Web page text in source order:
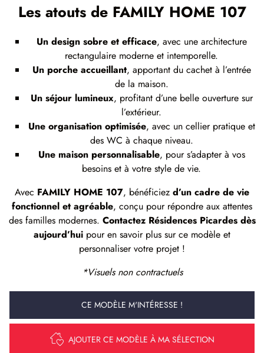
Les atouts de FAMILY HOME 107
Un design sobre et efficace, avec une architecture
rectangulaire moderne et intemporelle.
Un porche accueillant, apportant du cachet à l’entrée
de la maison.
Un séjour lumineux, profitant d’une belle ouverture sur
l’extérieur.
Une organisation optimisée, avec un cellier pratique et
des WC à chaque niveau.
Une maison personnalisable, pour s’adapter à vos
besoins et à votre style de vie.
Avec FAMILY HOME 107, bénéficiez d’un cadre de vie
fonctionnel et agréable, conçu pour répondre aux attentes
des familles modernes. Contactez Résidences Picardes dès
aujourd’hui pour en savoir plus sur ce modèle et
personnaliser votre projet !
*Visuels non contractuels
CE MODÈLE M'INTÉRESSE !
AJOUTER CE MODÈLE À MA SÉLECTION